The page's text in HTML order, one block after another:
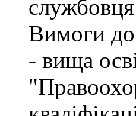
Вимоги до
- вища